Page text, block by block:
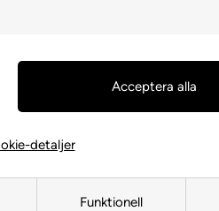
Funktionell
detaljer
Tillbehör